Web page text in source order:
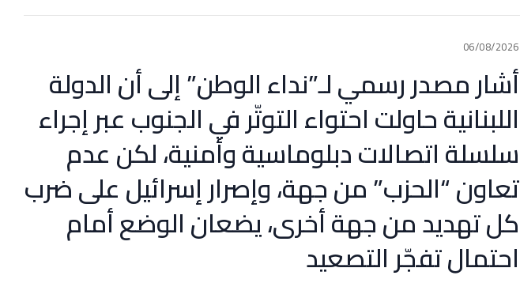
06/08/2026
أشار مصدر رسمي لـ”نداء الوطن” إلى أن الدولة
اللبنانية حاولت احتواء التوتّر في الجنوب عبر إجراء
سلسلة اتصالات دبلوماسية وأمنية، لكن عدم
تعاون “الحزب” من جهة، وإصرار إسرائيل على ضرب
كل تهديد من جهة أخرى، يضعان الوضع أمام
احتمال تفجّر التصعيد